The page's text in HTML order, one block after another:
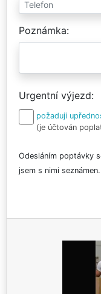
Poznámka
Urgentní výjezd
požaduji
(je účtován
Odesláním poptávky
jsem s nimi seznámen.